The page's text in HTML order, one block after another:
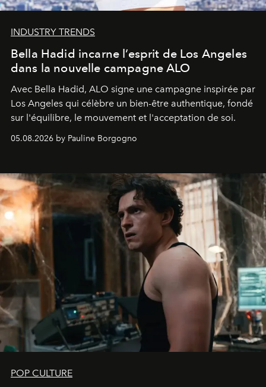
INDUSTRY TRENDS
Bella Hadid incarne l’esprit de Los Angeles
dans la nouvelle campagne ALO
Avec Bella Hadid, ALO signe une campagne inspirée par
Los Angeles qui célèbre un bien-être authentique, fondé
sur l'équilibre, le mouvement et l'acceptation de soi.
05.08.2026 by Pauline Borgogno
POP CULTURE